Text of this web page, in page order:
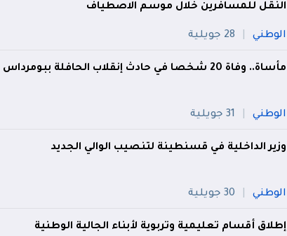
النقل للمسافرين خلال موسم الاصطياف
الوطني 28 جويلية
مأساة.. وفاة 20 شخصا في حادث إنقلاب الحافلة ببومرداس
الوطني 31 جويلية
وزير الداخلية في قسنطينة لتنصيب الوالي الجديد
الوطني 30 جويلية
إطلاق أقسام تعليمية وتربوية لأبناء الجالية الوطنية